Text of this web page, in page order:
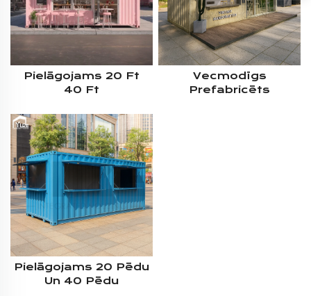
Pielāgojams 20 Ft
40 Ft
Izbraukšanas
Konteineru Veikals
Dzīvokļu Barā Lieliem
Izstādes Logiem
Restorānu Un Bāru
Pielietojumam
Vecmodīgs
Prefabricēts
Pielāgojams 20 Pēdu
Un 40 Pēdu